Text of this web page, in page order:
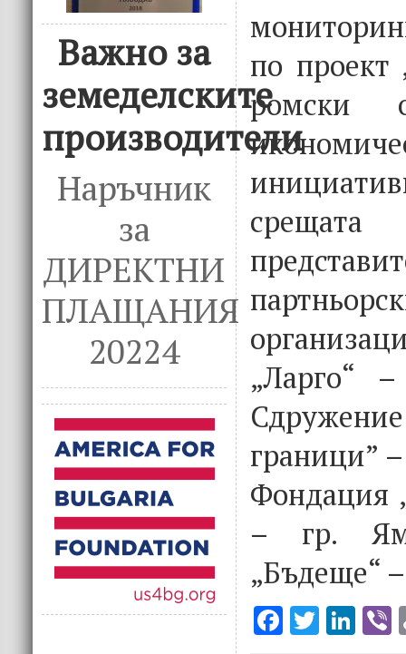
Важно за
земеделските
производители
Наръчник
за
ДИРЕКТНИ
ПЛАЩАНИЯ
20224
по проект
ромски
„Ларго“
граници”
Фондация
– гр.
„Бъдеще“
F T Li